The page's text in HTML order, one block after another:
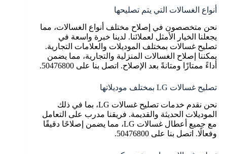
أنواع الغسالات التي يتم تصليحها
نحن متخصصون في إصلاح مختلف أنواع الغسالات، مما
يجعلنا الخيار الأمثل لعملائنا. لدينا خبرة واسعة في
تصليح غسالات بمختلف الموديلات والعلامات التجارية.
يمكننا إصلاح الغسالات المنزلية والتجارية، مما يضمن
أداءً ممتازًا ومتانةً بعد الإصلاح. اتصل بنا على 50476800.
تصليح غسالات LG بمختلف موديلاتها
نحن نقدم خدمات تصليح غسالات LG، بما في ذلك
الموديلات الحديثة والقديمة. فريقنا مدرب على التعامل
مع جميع أعطال غسالات LG، مما يضمن إصلاحًا دقيقًا
وفعالًا. اتصل بنا على 50476800.